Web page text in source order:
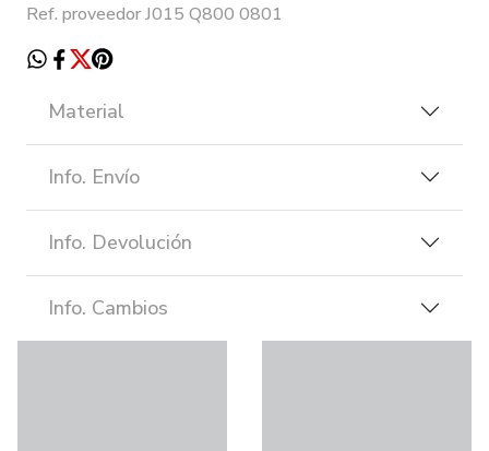
Ref. proveedor J015 Q800 0801
Material
Info. Envío
Info. Devolución
Info. Cambios